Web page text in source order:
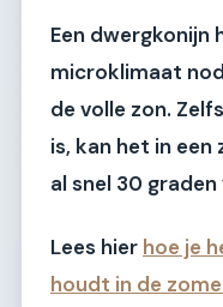
Een dwergkonijn
microklimaat
de volle zon.
is, kan het in
al snel 30
Lees hier hoe je
houdt in de